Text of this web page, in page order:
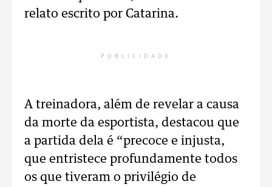
relato escrito por Catarina.
PUBLICIDADE
A treinadora, além de revelar a causa
da morte da esportista, destacou que
a partida dela é “precoce e injusta,
que entristece profundamente todos
os que tiveram o privilégio de